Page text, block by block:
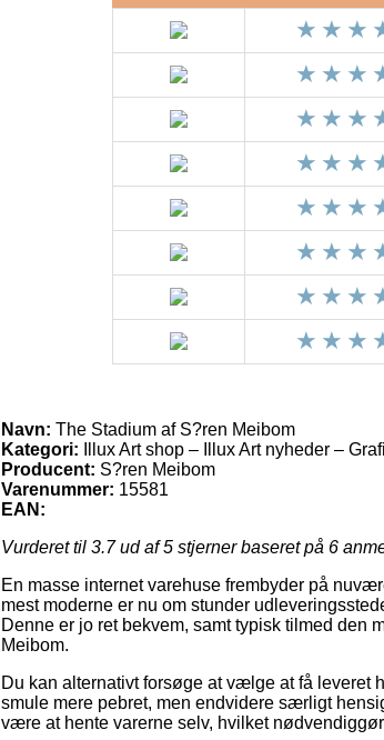
Navn: The Stadium af S?ren Meibom
Kategori: Illux Art shop – Illux Art nyheder –
Producent: S?ren Meibom
Varenummer: 15581
EAN:
Vurderet til 3.7ud af 5 stjerner baseret på 6
En masse internet varehuse frembyder på
mest moderne er nu om stunder
Denne er jo ret bekvem, samt typisk tilmed den
Meibom.
Du kan alternativt forsøge at vælge at få leveret
smule mere pebret, men endvidere særligt
være at hente varerne selv, hvilket